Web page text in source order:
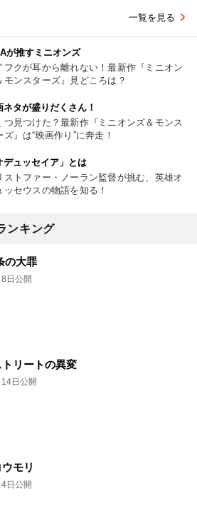
一覧を見る
が推すミニオンズ
フクが耳から離れない！最新作『ミニオン
モンスターズ』見どころは？
ネタが盛りだくさん！
つ見つけた？最新作『ミニオンズ＆モンス
ズ』は“映画作り”に奔走！
デュッセイア」とは
ストファー・ノーラン監督が挑む、英雄オ
ッセウスの物語を知る！
ンキング
の大罪
日公開
リートの異変
日公開
モリ
日公開